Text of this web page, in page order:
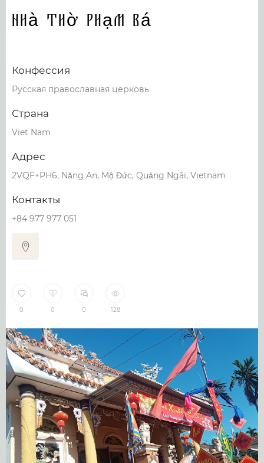
Nhà thờ Phạm Bá
Конфессия
Русская православная церковь
Страна
Viet Nam
Адрес
2VQF+PH6, Năng An, Mộ Đức, Quảng Ngãi, Vietnam
Контакты
+84 977 977 051
0 0 0 128